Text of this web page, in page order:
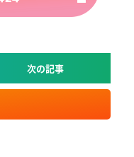
次の記事